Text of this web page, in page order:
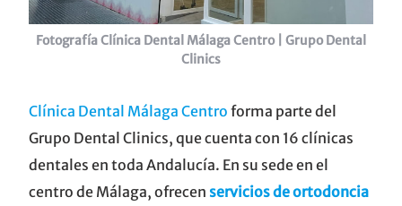
Fotografía Clínica Dental Málaga Centro | Grupo Dental
Clinics
Clínica Dental Málaga Centro forma parte del
Grupo Dental Clinics, que cuenta con 16 clínicas
dentales en toda Andalucía. En su sede en el
centro de Málaga, ofrecen servicios de ortodoncia